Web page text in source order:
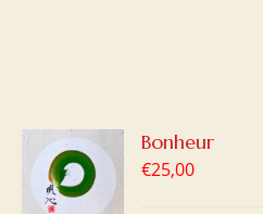
Bonheur
€25,00